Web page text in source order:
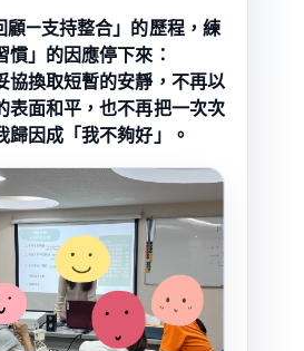
—支持整合」的歷程，練
」的因應停下來：
協換取短暫的安靜，不再以
表面和平，也不再把一次次
歸因成「我不夠好」。